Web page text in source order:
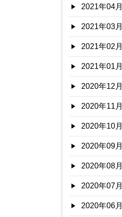
2021年04月
2021年03月
2021年02月
2021年01月
2020年12月
2020年11月
2020年10月
2020年09月
2020年08月
2020年07月
2020年06月